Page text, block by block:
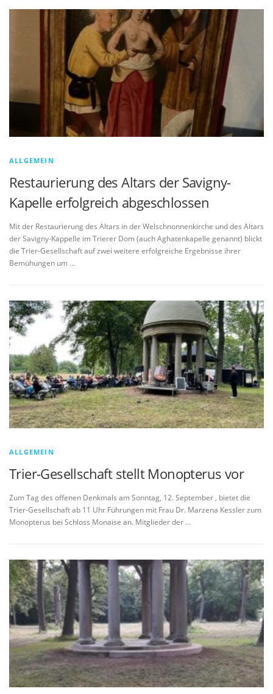
ALLGEMEIN
Restaurierung des Altars der Savigny-
Kapelle erfolgreich abgeschlossen
Mit der Restaurierung des Altars in der Welschnonnenkirche und des Altars
der Savigny-Kappelle im Trierer Dom (auch Aghatenkapelle genannt) blickt
die Trier-Gesellschaft auf zwei weitere erfolgreiche Ergebnisse ihrer
Bemühungen um …
ALLGEMEIN
Trier-Gesellschaft stellt Monopterus vor
Zum Tag des offenen Denkmals am Sonntag, 12. September , bietet die
Trier-Gesellschaft ab 11 Uhr Führungen mit Frau Dr. Marzena Kessler zum
Monopterus bei Schloss Monaise an. Mitglieder der …